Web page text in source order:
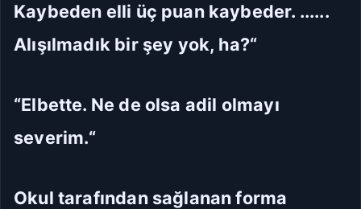
Kaybeden elli üç puan kaybeder. ......
Alışılmadık bir şey yok, ha?“
“Elbette. Ne de olsa adil olmayı
severim.“
Okul tarafından sağlanan forma